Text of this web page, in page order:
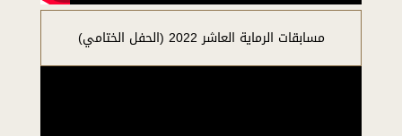
مسابقات الرماية العاشر 2022 (الحفل الختامي)